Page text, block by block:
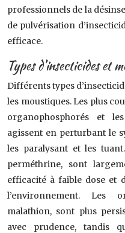
professionnels de la
de pulvérisation
efficace.
Types d’insecticides et
Différents types
les moustiques. Les plus
organophosphorés et
agissent en perturbant le
les paralysant et les
perméthrine, sont
efficacité à faible dose et
l’environnement. Les
malathion, sont plus
avec prudence, tandis